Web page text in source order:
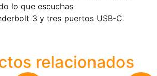
lo que escuchas
3 y tres puertos USB-C
relacionados